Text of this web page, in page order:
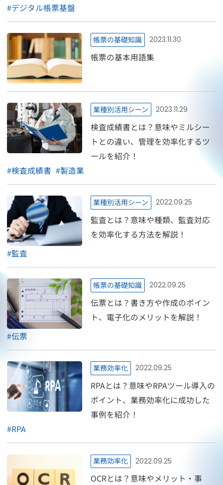
#デジタル帳票基盤
帳票の基礎知識 2023.11.30
帳票の基本用語集
業種別活用シーン 2023.11.29
検査成績書とは？意味やミルシー
トとの違い、管理を効率化するツ
ールを紹介！
#検査成績書 #製造業
業種別活用シーン 2022.09.25
監査とは？意味や種類、監査対応
を効率化する方法を解説！
#監査
帳票の基礎知識 2022.09.25
伝票とは？書き方や作成のポイン
ト、電子化のメリットを解説！
#伝票
業務効率化 2022.09.25
RPAとは？意味やRPAツール導入の
ポイント、業務効率化に成功した
事例を紹介！
#RPA
業務効率化 2022.09.25
OCRとは？意味やメリット・事